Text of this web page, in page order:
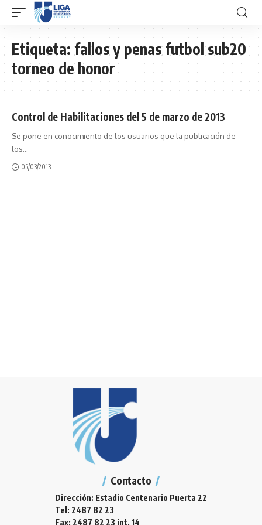
Etiqueta:fallos y penas futbol sub20
torneo de honor
Control de Habilitaciones del 5 de marzo de 2013
Se pone en conocimiento de los usuarios que la publicación de
los…
05/03/2013
Contacto
Dirección: Estadio Centenario Puerta 22
Tel: 2487 82 23
Fax: 2487 82 23 int. 14